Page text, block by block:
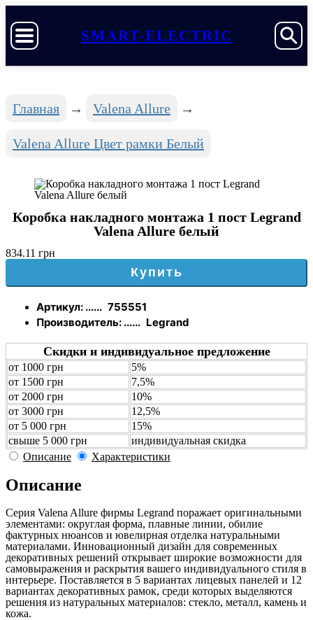
SMART-ELECTRIC
Главная Valena Allure
Valena Allure Цвет рамки Белый
Коробка накладного монтажа 1 пост Legrand
Valena Allure белый
834.11 грн
Купить
Артикул: ...... 755551
Производитель: ...... Legrand
Скидки и индивидуальное предложение
от 1000 грн
5%
от 1500 грн
7,5%
от 2000 грн
10%
от 3000 грн
12,5%
от 5 000 грн
15%
свыше 5 000 грн
индивидуальная скидка
Описание
Характеристики
Описание
Серия Valena Allure фирмы Legrand поражает оригинальными
элементами: округлая форма, плавные линии, обилие
фактурных нюансов и ювелирная отделка натуральными
материалами. Инновационный дизайн для современных
декоративных решений открывает широкие возможности для
самовыражения и раскрытия вашего индивидуального стиля в
интерьере. Поставляется в 5 вариантах лицевых панелей и 12
вариантах декоративных рамок, среди которых выделяются
решения из натуральных материалов: стекло, металл, камень и
кожа.